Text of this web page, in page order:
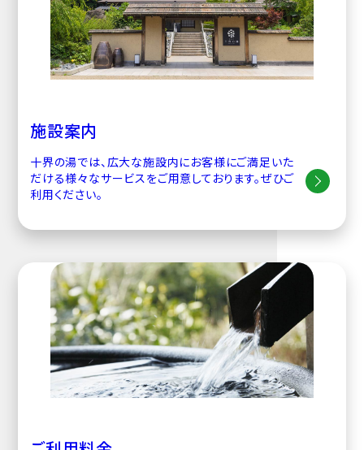
施設案内
十界の湯では、広大な施設内にお客様にご満足いた
だける様々なサービスをご用意しております。ぜひご
利用ください。